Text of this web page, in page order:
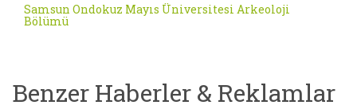
Samsun Ondokuz Mayıs Üniversitesi Arkeoloji
Bölümü
Benzer Haberler & Reklamlar